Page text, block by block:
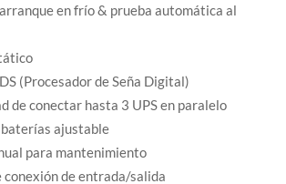
en frío & prueba automática al
(Procesador de Seña Digital)
de conectar hasta 3 UPS en paralelo
ajustable
para mantenimiento
conexión de entrada/salida